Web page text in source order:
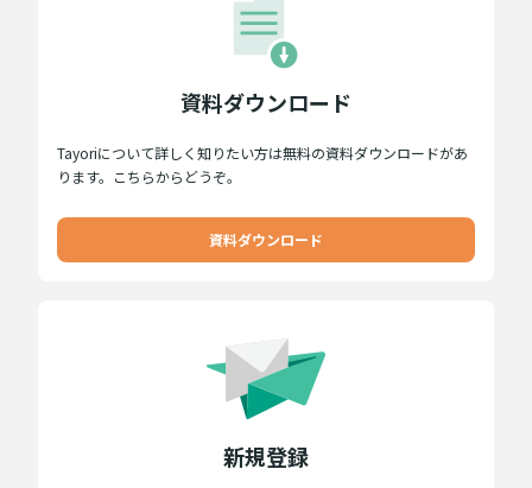
資料ダウンロード
Tayoriについて詳しく知りたい方は無料の資料ダウンロードがあ
ります。こちらからどうぞ。
資料ダウンロード
新規登録